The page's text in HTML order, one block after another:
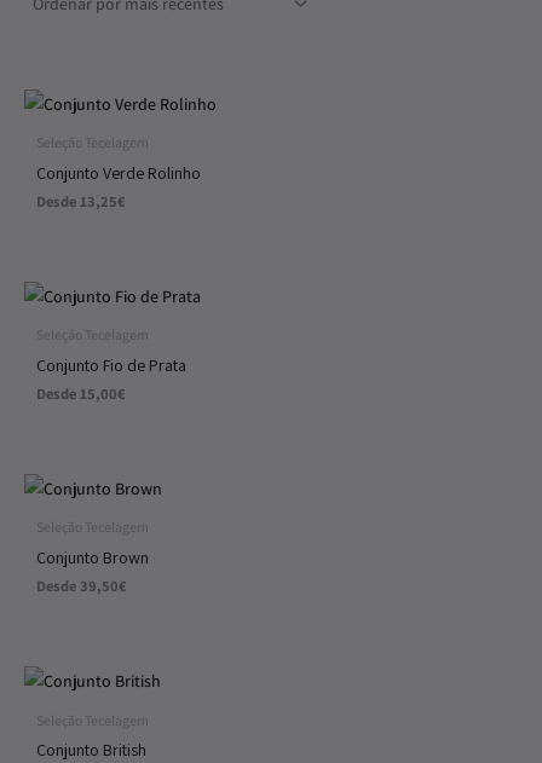
Seleção Tecelagem
Conjunto Verde Rolinho
Desde13,25€
Seleção Tecelagem
Conjunto Fio de Prata
Desde15,00€
Seleção Tecelagem
Conjunto Brown
Desde 39,50€
Seleção Tecelagem
Conjunto British